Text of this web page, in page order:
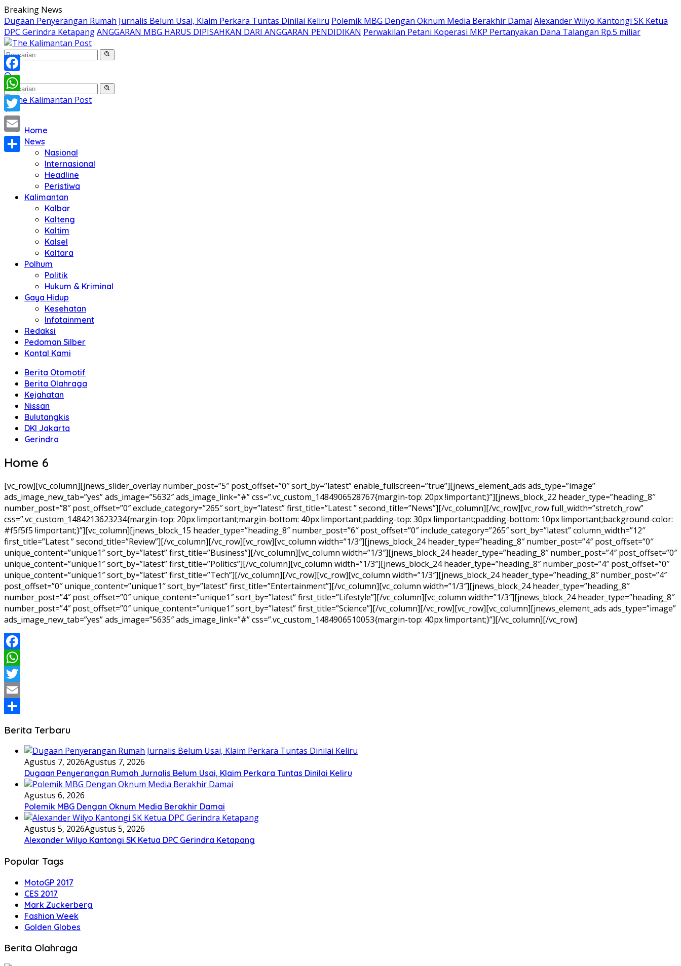
Langsung
ke
konten
Breaking News
Dugaan Penyerangan Rumah Jurnalis Belum Usai, Klaim Perkara Tuntas Dinilai Keliru Polemik MBG Dengan Oknum Media Berakhir Damai Alexander Wilyo Kantongi SK Ketua
DPC Gerindra KetapangANGGARAN MBG HARUS DIPISAHKAN DARI ANGGARAN PENDIDIKAN Perwakilan Petani Koperasi MKP Pertanyakan Dana Talangan Rp.5 miliar
Home
News
Nasional
Internasional
Headline
Peristiwa
Kalimantan
Kalbar
Kalteng
Kaltim
Kalsel
Kaltara
Polhum
Politik
Hukum & Kriminal
Gaya Hidup
Kesehatan
Infotainment
Redaksi
Pedoman Silber
Kontal Kami
Berita Otomotif
Berita Olahraga
Kejahatan
Nissan
Bulutangkis
DKI Jakarta
Gerindra
Home 6
[vc_row][vc_column][jnews_slider_overlay number_post=”5″ post_offset=”0″ sort_by=”latest” enable_fullscreen=”true”][jnews_element_ads ads_type=”image”
ads_image_new_tab=”yes” ads_image=”5632″ ads_image_link=”#” css=”.vc_custom_1484906528767{margin-top: 20px !important;}”][jnews_block_22 header_type=”heading_8″
number_post=”8″ post_offset=”0″ exclude_category=”265″ sort_by=”latest” first_title=”Latest ” second_title=”News”][/vc_column][/vc_row][vc_row full_width=”stretch_row”
css=”.vc_custom_1484213623234{margin-top: 20px !important;margin-bottom: 40px !important;padding-top: 30px !important;padding-bottom: 10px !important;background-color:
#f5f5f5 !important;}”][vc_column][jnews_block_15 header_type=”heading_8″ number_post=”6″ post_offset=”0″ include_category=”265″ sort_by=”latest” column_width=”12″
first_title=”Latest ” second_title=”Review”][/vc_column][/vc_row][vc_row][vc_column width=”1/3″][jnews_block_24 header_type=”heading_8″ number_post=”4″ post_offset=”0″
unique_content=”unique1″ sort_by=”latest” first_title=”Business”][/vc_column][vc_column width=”1/3″][jnews_block_24 header_type=”heading_8″ number_post=”4″ post_offset=”0″
unique_content=”unique1″ sort_by=”latest” first_title=”Politics”][/vc_column][vc_column width=”1/3″][jnews_block_24 header_type=”heading_8″ number_post=”4″ post_offset=”0″
unique_content=”unique1″ sort_by=”latest” first_title=”Tech”][/vc_column][/vc_row][vc_row][vc_column width=”1/3″][jnews_block_24 header_type=”heading_8″ number_post=”4″
post_offset=”0″ unique_content=”unique1″ sort_by=”latest” first_title=”Entertainment”][/vc_column][vc_column width=”1/3″][jnews_block_24 header_type=”heading_8″
number_post=”4″ post_offset=”0″ unique_content=”unique1″ sort_by=”latest” first_title=”Lifestyle”][/vc_column][vc_column width=”1/3″][jnews_block_24 header_type=”heading_8″
number_post=”4″ post_offset=”0″ unique_content=”unique1″ sort_by=”latest” first_title=”Science”][/vc_column][/vc_row][vc_row][vc_column][jnews_element_ads ads_type=”image”
ads_image_new_tab=”yes” ads_image=”5635″ ads_image_link=”#” css=”.vc_custom_1484906510053{margin-top: 40px !important;}”][/vc_column][/vc_row]
Facebook
WhatsApp
Twitter
Email
Berita Terbaru
Agustus 7, 2026Agustus 7, 2026
Dugaan Penyerangan Rumah Jurnalis Belum Usai, Klaim Perkara Tuntas Dinilai Keliru
Agustus 6, 2026
Polemik MBG Dengan Oknum Media Berakhir Damai
Agustus 5, 2026Agustus 5, 2026
Alexander Wilyo Kantongi SK Ketua DPC Gerindra Ketapang
Popular Tags
MotoGP 2017
CES 2017
Mark Zuckerberg
Fashion Week
Golden Globes
Berita Olahraga
Facebook
WhatsApp
Twitter
Email